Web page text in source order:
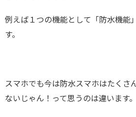
例えば１つの機能として「防水機能
す。
スマホでも今は防水スマホはたくさ
ないじゃん！って思うのは違います。